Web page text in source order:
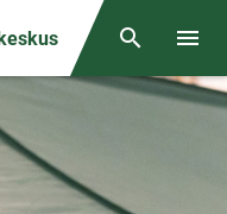
Otsing